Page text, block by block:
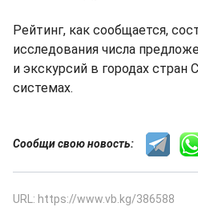
Рейтинг, как сообщается,
исследования числа
и экскурсий в городах
системах.
Сообщи свою новость:
URL: https://www.vb.kg/386588